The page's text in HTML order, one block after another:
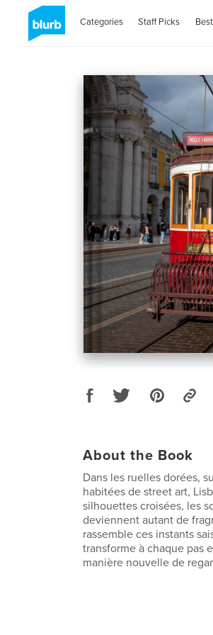
Categories Staff Picks
About the Book
Dans les ruelles dorées,
habitées de street art,
silhouettes croisées, les
deviennent autant de
rassemble ces instants
transforme à chaque pas
manière nouvelle de